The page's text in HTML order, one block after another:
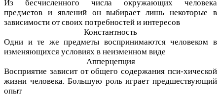
Из бесчисленного числа окружающих человека
предметов и явлений он выбирает лишь некоторые в
зависимости от своих потребностей и интересов
Константность
Одни и те же предметы воспринимаются человеком в
изменяющихся условиях в неизменном виде
Апперцепция
Восприятие зависит от общего содержания пси-хической
жизни человека. Большую роль играет предшествующий
опыт